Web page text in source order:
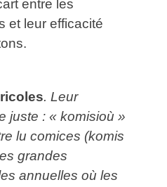
entre les
et leur efficacité
. Leur
juste : « komisioù »
lu comices (komis
grandes
annuelles où les